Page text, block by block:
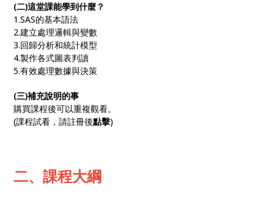
(二)這堂課能學到什麼？
1.SAS的基本語法
2.建立處理邏輯與變數
3.回歸分析和統計模型
4.製作各式圖表判讀
5.有效處理數據與決策
(三)補充說明的事
購買課程後可以重複觀看。
(課程試看，請註冊後點擊)
二、課程大綱